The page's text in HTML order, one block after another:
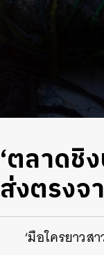
‘ตลาดชิ
ส่งตรงจ
‘มือใครยาวสา